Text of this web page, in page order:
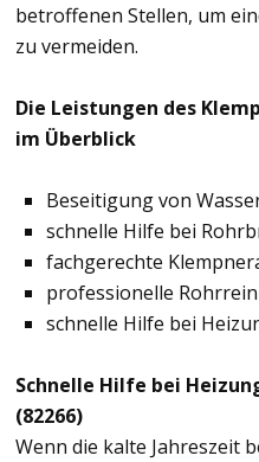
betroffenen Stellen, um
zu vermeiden.
Die Leistungen des
im Überblick
Beseitigung von
schnelle Hilfe bei
fachgerechte
professionelle
schnelle Hilfe bei
Schnelle Hilfe bei
(82266)
Wenn die kalte Jahreszeit